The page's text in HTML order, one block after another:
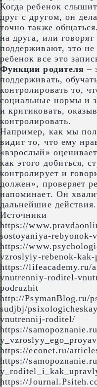
Когда ребенок
друг с другом, он
точно также
на друга, или
поддерживают, это
ребенок все это
Функции родителя –
поддерживать,
контролировать то,
социальные нормы и
и критиковать,
контролировать.
Например, как мы
видит то, что ему
«взрослый»
как этого добиться,
контролирует и
должен», проверяет
напоминает. Он
дальнейшие действия.
Источники
https://
sostoyaniya-
https://
vzroslyiy-rebenok-
https://lifeacademy.ru/
vnutrenniy-roditel-
podruzhit
http://PsymanBlog.ru/
sudjbj/
vnutrennij-roditel/
https://
https://econet.ru/
https://
https://